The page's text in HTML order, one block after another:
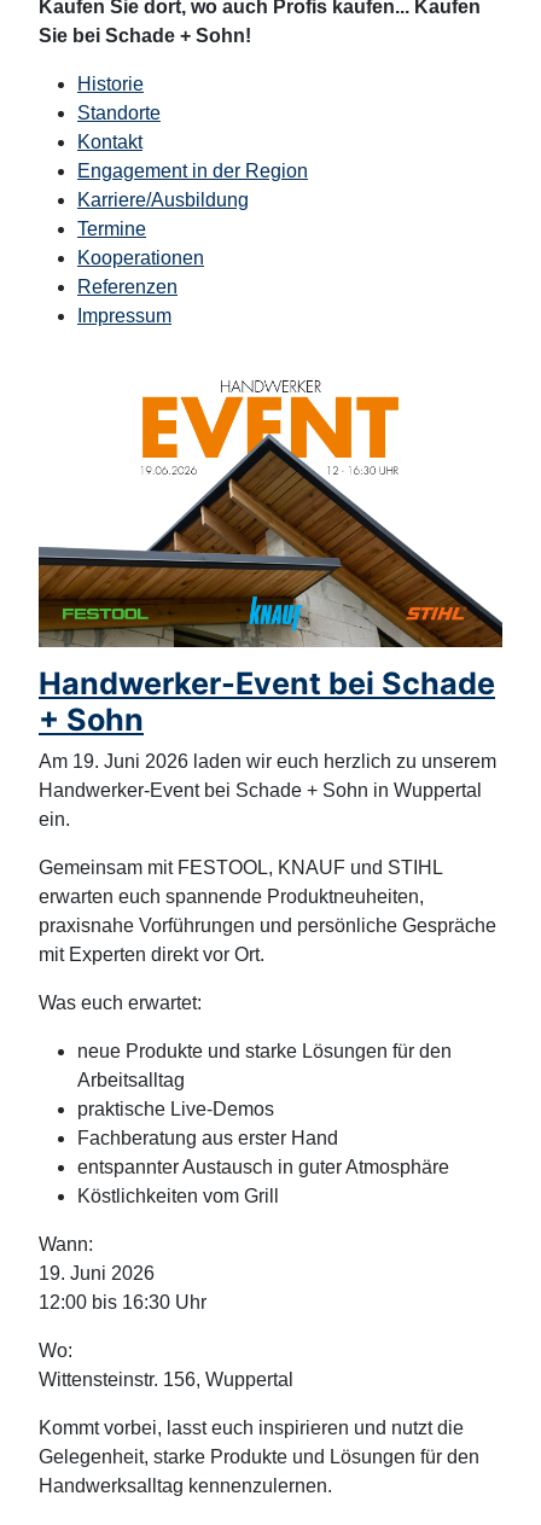
Kaufen Sie dort, wo auch Profis kaufen... Kaufen
Sie bei Schade + Sohn!
Historie
Standorte
Kontakt
Engagement in der Region
Karriere/Ausbildung
Termine
Kooperationen
Referenzen
Impressum
Handwerker-Event bei Schade
+ Sohn
Am 19. Juni 2026 laden wir euch herzlich zu unserem
Handwerker-Event bei Schade + Sohn in Wuppertal
ein.
Gemeinsam mit FESTOOL, KNAUF und STIHL
erwarten euch spannende Produktneuheiten,
praxisnahe Vorführungen und persönliche Gespräche
mit Experten direkt vor Ort.
Was euch erwartet:
neue Produkte und starke Lösungen für den
Arbeitsalltag
praktische Live-Demos
Fachberatung aus erster Hand
entspannter Austausch in guter Atmosphäre
Köstlichkeiten vom Grill
Wann:
19. Juni 2026
12:00 bis 16:30 Uhr
Wo:
Wittensteinstr. 156, Wuppertal
Kommt vorbei, lasst euch inspirieren und nutzt die
Gelegenheit, starke Produkte und Lösungen für den
Handwerksalltag kennenzulernen.